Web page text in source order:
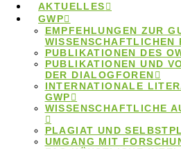
AKTUELLES
GWP
EMPFEHLUNGEN ZUR
WISSENSCHAFTLICHEN
PUBLIKATIONEN DES
PUBLIKATIONEN UND
DER DIALOGFOREN
INTERNATIONALE
GWP
WISSENSCHAFTLICHE
PLAGIAT UND
UMGANG MIT
ENRIO
Congress
– Call for